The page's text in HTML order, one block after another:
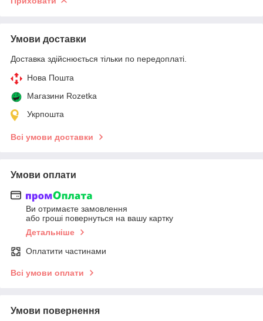
Умови доставки
Доставка здійснюється тільки по передоплаті.
Нова Пошта
Магазини Rozetka
Укрпошта
Всі умови доставки
Умови оплати
Ви отримаєте замовлення
або гроші повернуться на вашу картку
Детальніше
Оплатити частинами
Всі умови оплати
Умови повернення